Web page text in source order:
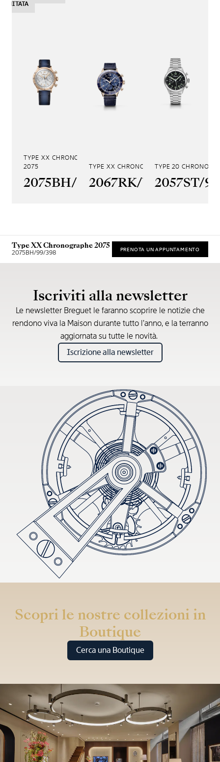
TYPE XX CHRONOGRAPHE
2075
2075BH/G9/398
LIMITATA
TYPE XX CHRONOGRAPHE 2067
2067RK/Y9/9WU
TYPE 20
2057ST/
Type XX Chronographe 2075
2075BH/99/398 PRENOTA UN APPUNTAMENTO
Iscriviti alla newsletter
Le newsletter Breguet le faranno scoprire le notizie che
rendono viva la Maison durante tutto l’anno, e la terranno
aggiornata su tutte le novità.
Iscrizione alla newsletter
Scopri le nostre collezioni in
Boutique
Cerca una Boutique